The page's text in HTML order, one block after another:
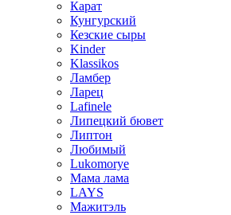
Карат
Кунгурский
Кезские сыры
Kinder
Klassikos
Ламбер
Ларец
Lafinele
Липецкий бювет
Липтон
Любимый
Lukomorye
Мама лама
LAYS
Мажитэль